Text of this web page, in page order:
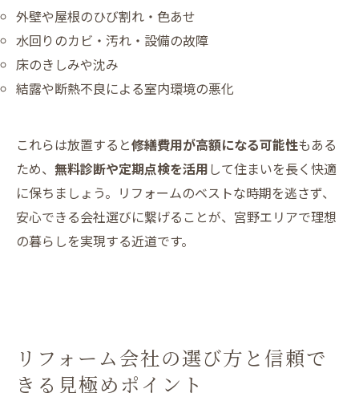
外壁や屋根のひび割れ・色あせ
水回りのカビ・汚れ・設備の故障
床のきしみや沈み
結露や断熱不良による室内環境の悪化
これらは放置すると修繕費用が高額になる可能性もある
ため、 無料診断や定期点検を活用して住まいを長く快適
に保ちましょう。リフォームのベストな時期を逃さず、
安心できる会社選びに繋げることが、宮野エリアで理想
の暮らしを実現する近道です。
リフォーム会社の選び方と信頼で
きる見極めポイント